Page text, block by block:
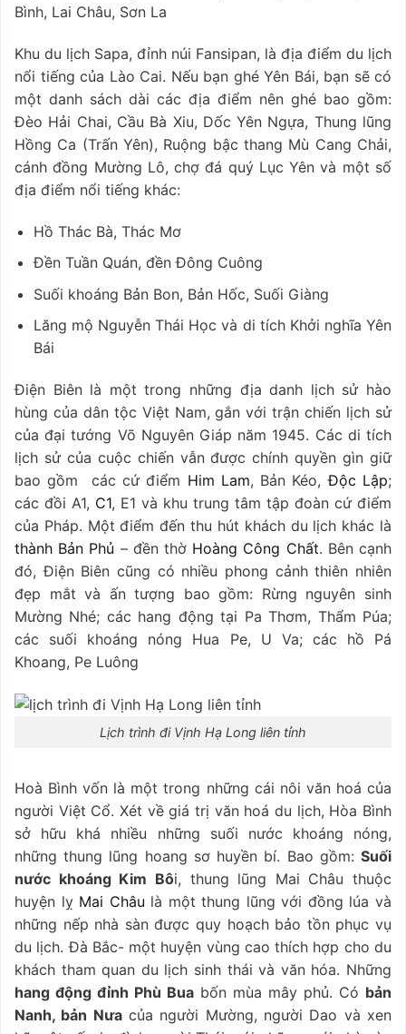
Bình, Lai Châu, Sơn La
Khu du lịch Sapa, đỉnh núi Fansipan, là địa điểm du lịch
nổi tiếng của Lào Cai. Nếu bạn ghé Yên Bái, bạn sẽ có
một danh sách dài các địa điểm nên ghé bao gồm:
Đèo Hải Chai, Cầu Bà Xiu, Dốc Yên Ngựa, Thung lũng
Hồng Ca (Trấn Yên), Ruộng bậc thang Mù Cang Chải,
cánh đồng Mường Lô, chợ đá quý Lục Yên và một số
địa điểm nổi tiếng khác:
Hồ Thác Bà, Thác Mơ
Đền Tuần Quán, đền Đông Cuông
Suối khoáng Bản Bon, Bản Hốc, Suối Giàng
Lăng mộ Nguyễn Thái Học và di tích Khởi nghĩa Yên
Bái
Điện Biên là một trong những địa danh lịch sử hào
hùng của dân tộc Việt Nam, gắn với trận chiến lịch sử
của đại tướng Võ Nguyên Giáp năm 1945. Các di tích
lịch sử của cuộc chiến vẫn được chính quyền gìn giữ
bao gồm các cứ điểm Him Lam, Bản Kéo,Độc Lập;
các đồi A1, C1, E1 và khu trung tâm tập đoàn cứ điểm
của Pháp. Một điểm đến thu hút khách du lịch khác là
thành Bản Phủ – đền thờ Hoàng Công Chất. Bên cạnh
đó, Điện Biên cũng có nhiều phong cảnh thiên nhiên
đẹp mắt và ấn tượng bao gồm: Rừng nguyên sinh
Mường Nhé; các hang động tại Pa Thơm, Thẩm Púa;
các suối khoáng nóng Hua Pe, U Va; các hồ Pá
Khoang, Pe Luông
Lịch trình đi Vịnh Hạ Long liên tỉnh
Hoà Bình vốn là một trong những cái nôi văn hoá của
người Việt Cổ. Xét về giá trị văn hoá du lịch, Hòa Bình
sở hữu khá nhiều những suối nước khoáng nóng,
những thung lũng hoang sơ huyền bí. Bao gồm: Suối
nước khoáng Kim Bôi, thung lũng Mai Châu thuộc
huyện lỵ Mai Châu là một thung lũng với đồng lúa và
những nếp nhà sàn được quy hoạch bảo tồn phục vụ
du lịch. Đà Bắc- một huyện vùng cao thích hợp cho du
khách tham quan du lịch sinh thái và văn hóa. Những
hang động đỉnh Phù Bua bốn mùa mây phủ. Có bản
Nanh, bản Nưacủa người Mường, người Dao và xen